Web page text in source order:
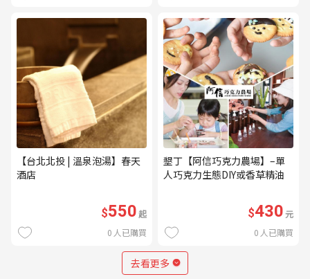
【台北北投 | 溫泉泡湯】春天
酒店
$550起
0 人已購買
墾丁【阿信巧克力農場】–單
人巧克力生態DIY或香草精油
$430元
0 人已購買
去看更多